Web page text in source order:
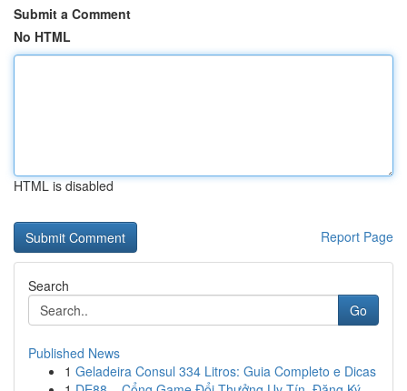
Submit a Comment
No HTML
HTML is disabled
Report Page
Search
Go
Published News
1 Geladeira Consul 334 Litros: Guia Completo e Dicas